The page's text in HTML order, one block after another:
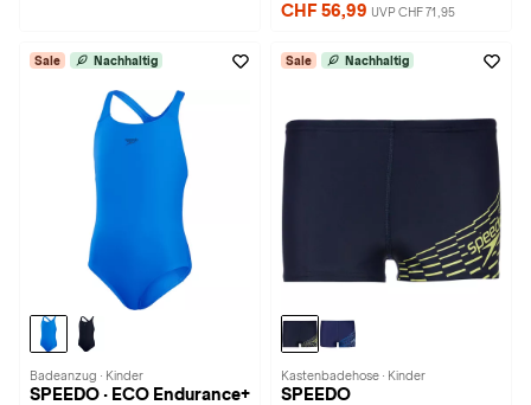
CHF 56,99 UVP CHF 71,95
Sale Nachhaltig
Badeanzug · Kinder
SPEEDO · ECO Endurance+
Sale Nachhaltig
Kastenbadehose · Kinder
SPEEDO